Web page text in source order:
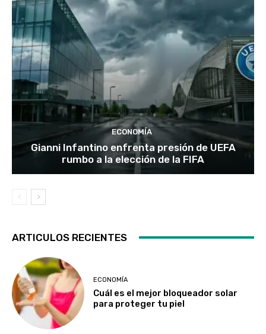
ECONOMÍA
Gianni Infantino enfrenta presión de UEFA
rumbo a la elección de la FIFA
ARTICULOS RECIENTES
ECONOMÍA
Cuál es el mejor bloqueador solar
para proteger tu piel